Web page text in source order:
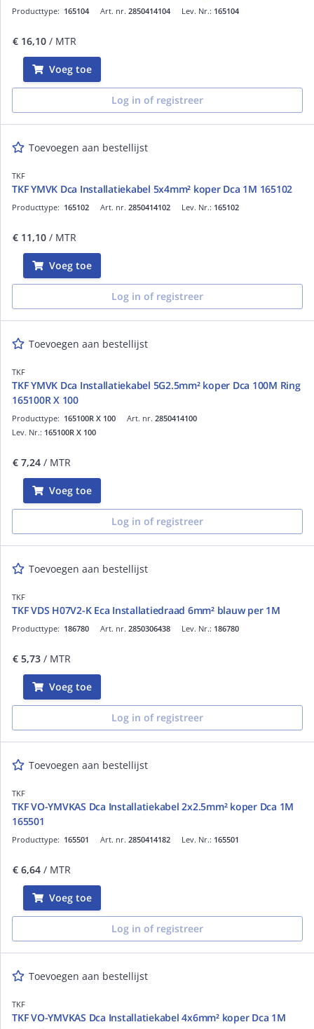
Art. nr. 2850414104
Producttype: 165104 Lev. Nr.: 165104
€ 16,10 / MTR
Voeg toe
Log in of registreer
Toevoegen aan bestellijst
TKF
TKF YMVK Dca Installatiekabel 5x4mm² koper Dca 1M 165102
Art. nr. 2850414102
Producttype: 165102 Lev. Nr.: 165102
€ 11,10 / MTR
Voeg toe
Log in of registreer
Toevoegen aan bestellijst
TKF
TKF YMVK Dca Installatiekabel 5G2.5mm² koper Dca 100M Ring
165100R X 100
Art. nr. 2850414100
Producttype: 165100R X 100
Lev. Nr.: 165100R X 100
€ 7,24 / MTR
Voeg toe
Log in of registreer
Toevoegen aan bestellijst
TKF
TKF VDS H07V2-K Eca Installatiedraad 6mm² blauw per 1M
Art. nr. 2850306438
Producttype: 186780 Lev. Nr.: 186780
€ 5,73 / MTR
Voeg toe
Log in of registreer
Toevoegen aan bestellijst
TKF
TKF VO-YMVKAS Dca Installatiekabel 2x2.5mm² koper Dca 1M
165501
Art. nr. 2850414182
Producttype: 165501 Lev. Nr.: 165501
€ 6,64 / MTR
Voeg toe
Log in of registreer
Toevoegen aan bestellijst
TKF
TKF VO-YMVKAS Dca Installatiekabel 4x6mm² koper Dca 1M